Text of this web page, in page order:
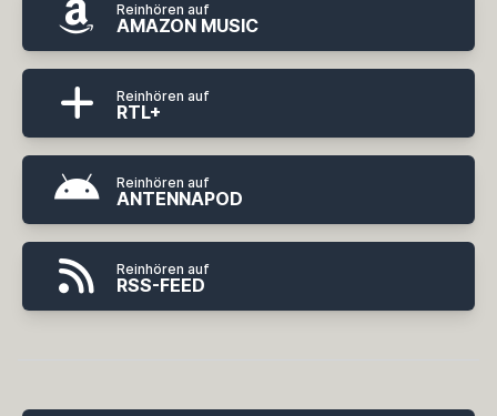
Reinhören auf
AMAZON MUSIC
Reinhören auf
RTL+
Reinhören auf
ANTENNAPOD
Reinhören auf
RSS-FEED